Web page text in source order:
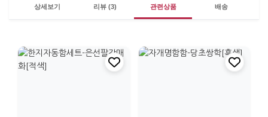
상세보기 리뷰 (3) 관련상품 배송